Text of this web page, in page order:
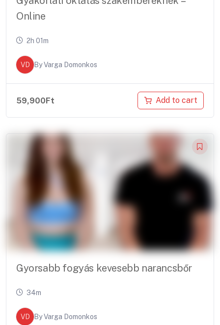
Online
2h 01m
VD ByVarga Domonkos
59,900Ft Add to cart
Gyorsabb fogyás kevesebb narancsbőr
34m
VD ByVarga Domonkos